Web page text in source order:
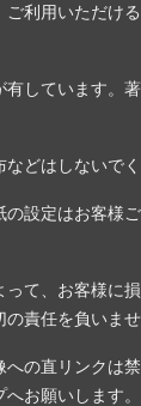
利用いただけ
しています。
どはしないでく
設定はお客様
て、お客様に
責任を負いませ
への直リンクは
お願いします。